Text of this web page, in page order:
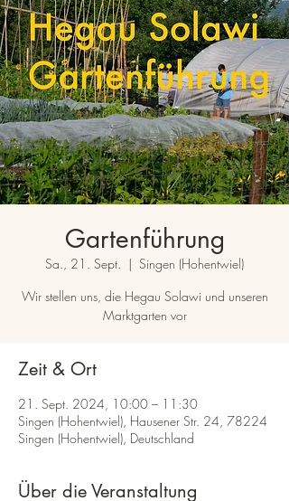
Gartenführung
Sa., 21. Sept.
  |
Singen (Hohentwiel)
Wir stellen uns, die Hegau Solawi und unseren
Marktgarten vor
Zeit & Ort
21. Sept. 2024, 10:00 – 11:30
Singen (Hohentwiel), Hausener Str. 24, 78224
Singen (Hohentwiel), Deutschland
Über die Veranstaltung